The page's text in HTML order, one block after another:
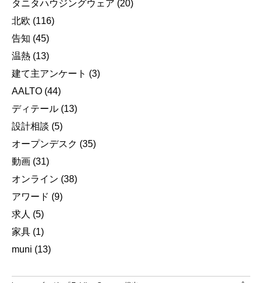
タニタハウジングウェア (20)
北欧 (116)
告知 (45)
温熱 (13)
建て主アンケート (3)
AALTO (44)
ディテール (13)
設計相談 (5)
オープンデスク (35)
動画 (31)
オンライン (38)
アワード (9)
求人 (5)
家具 (1)
muni (13)